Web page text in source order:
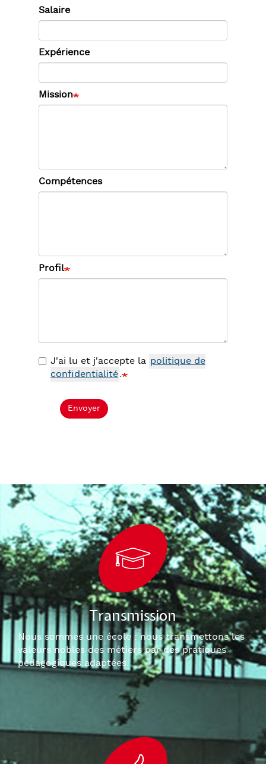
Salaire
Expérience
Mission
Compétences
Profil
J'ai lu et j'accepte la politique de
confidentialité.
Envoyer
Transmission
Nous sommes une école : nous transmettons les
valeurs nobles des métiers par des pratiques
pédagogiques adaptées.